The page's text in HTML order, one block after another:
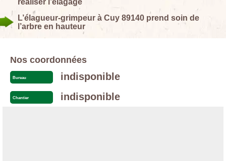
réaliser l’élagage
L’élagueur-grimpeur à Cuy 89140 prend soin de
l’arbre en hauteur
Nos coordonnées
Bureau indisponible
Chantier indisponible